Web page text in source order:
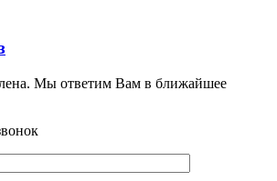
Мы ответим Вам в ближайшее